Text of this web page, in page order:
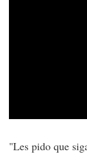
"Les pido que